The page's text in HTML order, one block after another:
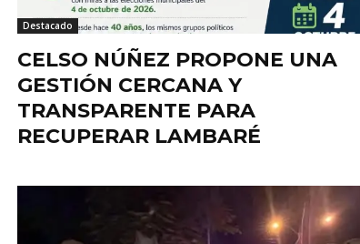
Destacado
CELSO NÚÑEZ PROPONE UNA
GESTIÓN CERCANA Y
TRANSPARENTE PARA
RECUPERAR LAMBARÉ